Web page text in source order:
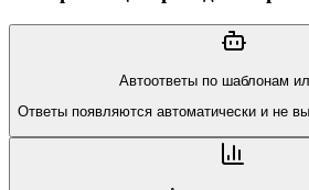
Автоответы по шаблонам
Ответы появляются автоматически и не